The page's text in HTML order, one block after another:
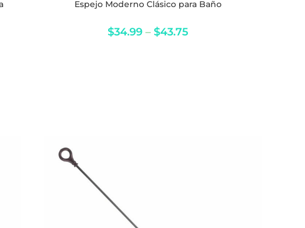
$34.99 – $43.75